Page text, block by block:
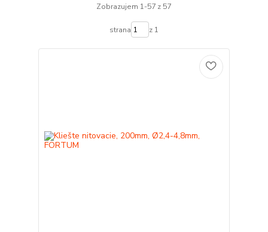
Zobrazujem 1-57 z 57
strana z 1